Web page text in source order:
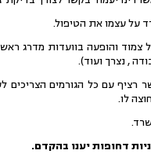
על עצמו את הטיפול.
והופעה בוועדות מדרג
, נצרך ועוד).
עם כל הגורמים הצריכים
לו.
דחופות יענו בהקדם.